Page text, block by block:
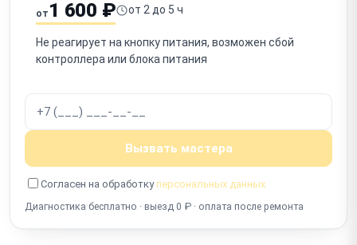
Срабатывает защита Запах гари
Не включается после отключения
от 1 600 ₽ от 2 до 5 ч
Не реагирует на кнопку питания, возможен сбой
контроллера или блока питания
Вызвать мастера
Согласен на обработку персональных данных
Диагностика бесплатно · выезд 0 ₽ · оплата после ремонта